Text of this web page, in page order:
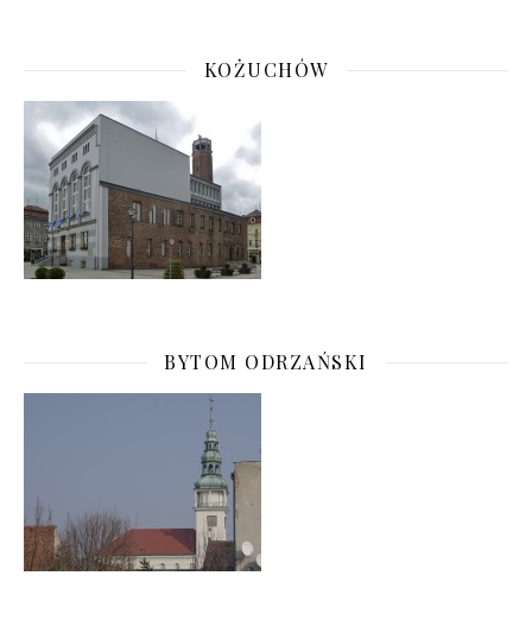
KOŻUCHÓW
BYTOM ODRZAŃSKI